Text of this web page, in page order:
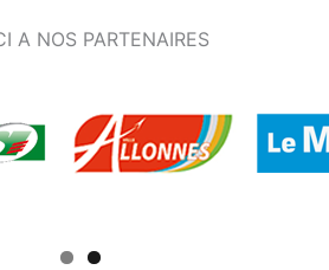
A NOS PARTENAIRES